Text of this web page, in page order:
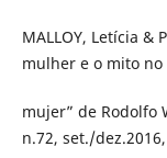
MALLOY, Letícia &
mulher e o mito no
mujer” de Rodolfo
n.72, set./